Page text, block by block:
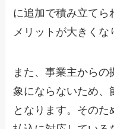
に追加で積み立てら
メリットが大きくな
また、事業主から
象にならないため、
となります。その